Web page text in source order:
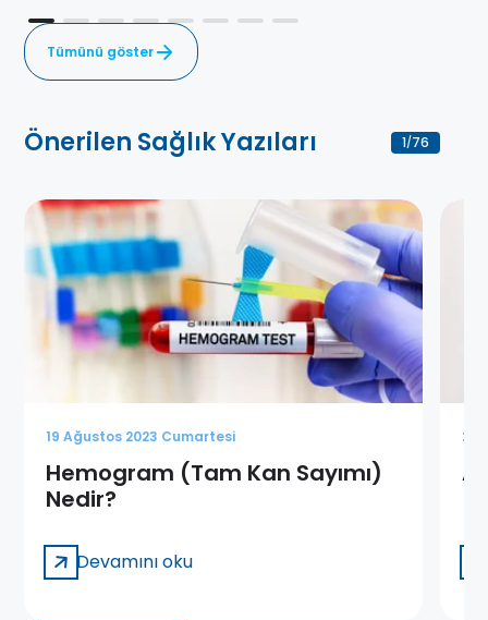
Tümünü göster
Önerilen Sağlık Yazıları 1/76
19 Ağustos 2023 Cumartesi
Hemogram (Tam Kan Sayımı)
Nedir?
Devamını oku
28